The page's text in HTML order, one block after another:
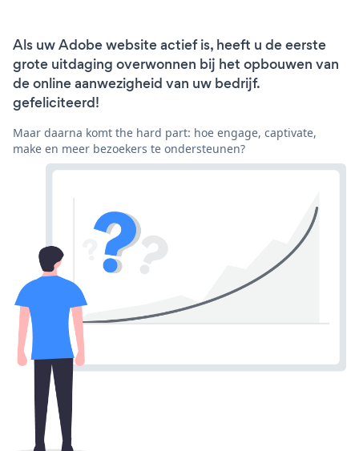
Als uw Adobe website actief is, heeft u de eerste
grote uitdaging overwonnen bij het opbouwen van
de online aanwezigheid van uw bedrijf.
gefeliciteerd!
Maar daarna komt the hard part: hoe engage, captivate,
make en meer bezoekers te ondersteunen?